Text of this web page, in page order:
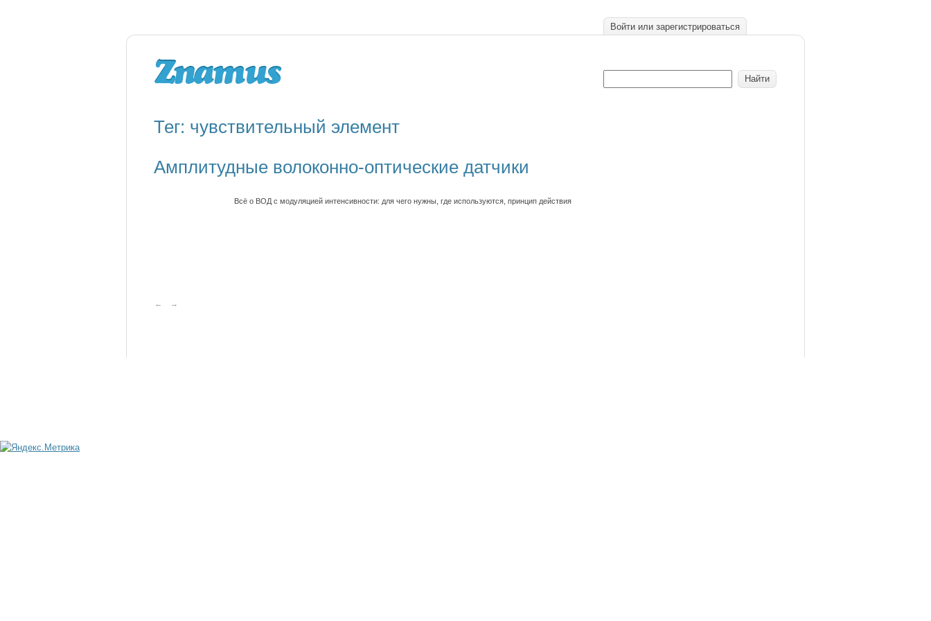
Войти или зарегистрироваться
Тег: чувствительный элемент
Амплитудные волоконно-оптические датчики
Всё о ВОД с модуляцией интенсивности: для чего нужны, где используются, принцип действия
← →